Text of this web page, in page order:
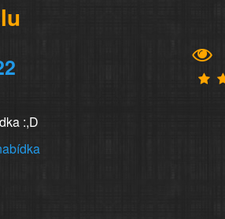
:,D